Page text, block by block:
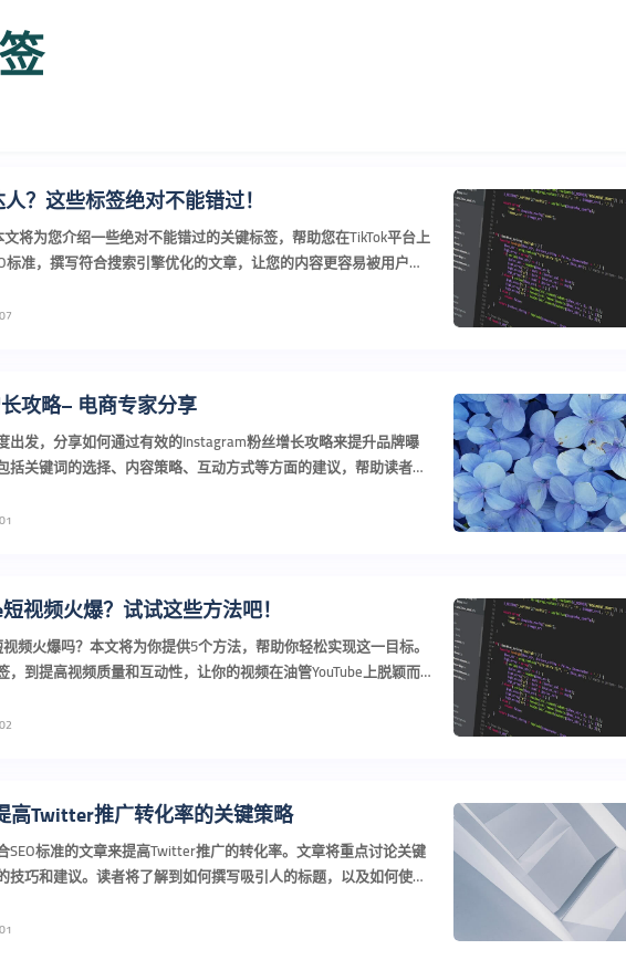
？这些标签绝对不能错过！
将为您介绍一些绝对不能错过的关键标签，帮助您在TikTok平台上
标准，撰写符合搜索引擎优化的文章，让您的内容更容易被用户发
攻略– 电商专家分享
出发，分享如何通过有效的Instagram粉丝增长攻略来提升品牌曝
括关键词的选择、内容策略、互动方式等方面的建议，帮助读者更
视频火爆？试试这些方法吧！
频火爆吗？本文将为你提供5个方法，帮助你轻松实现这一目标。
到提高视频质量和互动性，让你的视频在油管YouTube上脱颖而
高Twitter推广转化率的关键策略
SEO标准的文章来提高Twitter推广的转化率。文章将重点讨论关键
技巧和建议。读者将了解到如何撰写吸引人的标题，以及如何使用